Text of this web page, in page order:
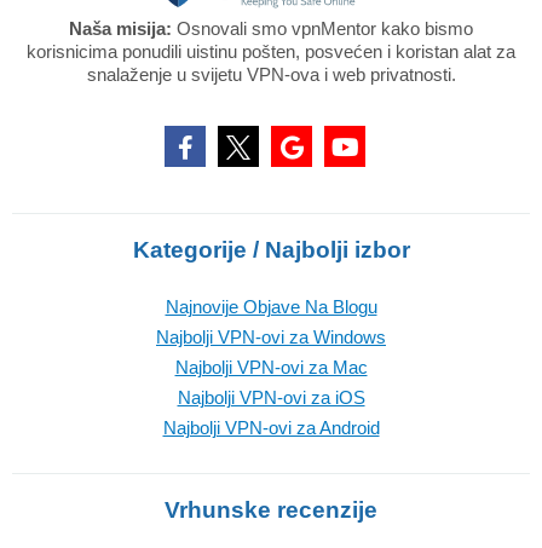
Naša misija: Osnovali smo vpnMentor kako bismo
korisnicima ponudili uistinu pošten, posvećen i koristan alat za
snalaženje u svijetu VPN-ova i web privatnosti.
Kategorije / Najbolji izbor
Najnovije Objave Na Blogu
Najbolji VPN-ovi za Windows
Najbolji VPN-ovi za Mac
Najbolji VPN-ovi za iOS
Najbolji VPN-ovi za Android
Vrhunske recenzije